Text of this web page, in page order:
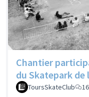
Chantier
du Skatepark de
ToursSkateClub 16